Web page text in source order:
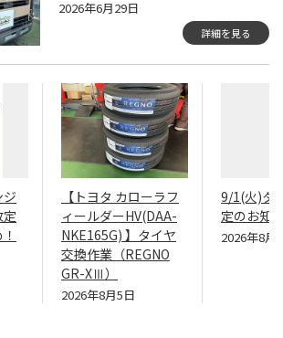
2026年6月29日
詳細を見る
【トヨタ カローラフ
ィールダーHV(DAA-
NKE165G) 】タイヤ
交換作業（REGNO
GR-XⅢ）
2026年8月5日
9/1(火)タ
定のお知
2026年8月